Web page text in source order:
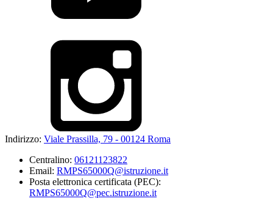
Indirizzo: Viale Prassilla, 79 - 00124 Roma
Centralino: 06121123822
Email: RMPS65000Q@istruzione.it
Posta elettronica certificata (PEC):
RMPS65000Q@pec.istruzione.it